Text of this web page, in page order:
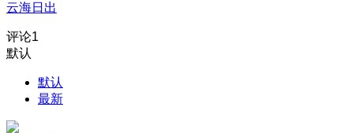
云海日出
评论1
默认
默认
最新